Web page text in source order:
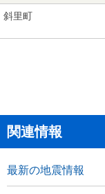
斜里町
関連情報
最新の地震情報